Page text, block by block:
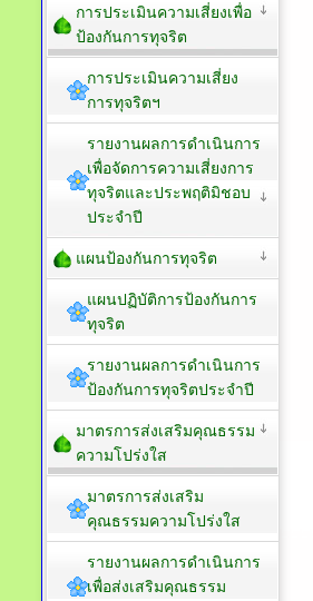
การประเมินความเสี่ยงเพื่อ
ป้องกันการทุจริต
การประเมินความเสี่ยง
การทุจริตฯ
รายงานผลการดำเนินการ
เพื่อจัดการความเสี่ยงการ
ทุจริตและประพฤติมิชอบ
ประจำปี
แผนป้องกันการทุจริต
แผนปฏิบัติการป้องกันการ
ทุจริต
รายงานผลการดำเนินการ
ป้องกันการทุจริตประจำปี
มาตรการส่งเสริมคุณธรรม
ความโปร่งใส
มาตรการส่งเสริม
คุณธรรมความโปร่งใส
รายงานผลการดำเนินการ
เพื่อส่งเสริมคุณธรรม